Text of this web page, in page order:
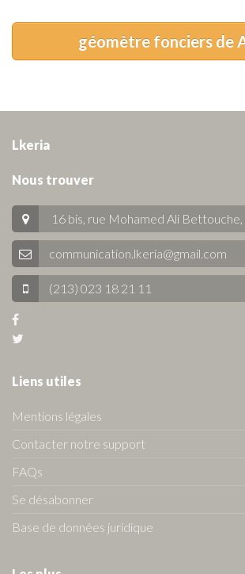
géomètre fonciers de
Lkeria
Nous trouver
16 bis, rue Mohamed Ali Bettouche,
communication.lkeria@gmail.com
(213) 023 18 21 11
Liens utiles
Mentions légales
Contacter notre support
FAQs
Se désabonner
Base de données juridique